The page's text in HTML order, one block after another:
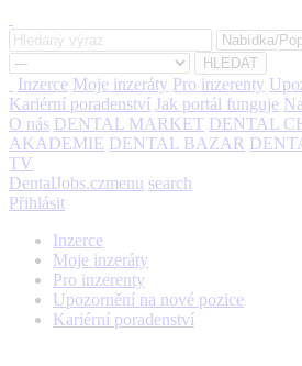
Inzerce Moje inzeráty Pro inzerenty
Kariérní poradenství Jak portál funguje
O nás DENTAL MARKET DENTAL
AKADEMIE DENTAL BAZAR
TV
DentalJobs.czmenu search
Přihlásit
Inzerce
Moje inzeráty
Pro inzerenty
Upozornění na nové pozice
Kariérní poradenství